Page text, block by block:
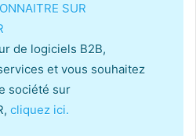
SUR
de logiciels B2B,
et vous souhaitez
société sur
cliquez ici.